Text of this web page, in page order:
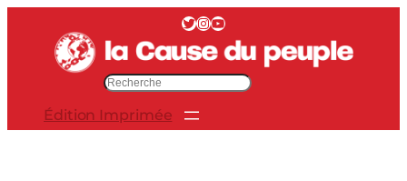
contenu
Twitter InstagramYouTube
Édition Imprimée